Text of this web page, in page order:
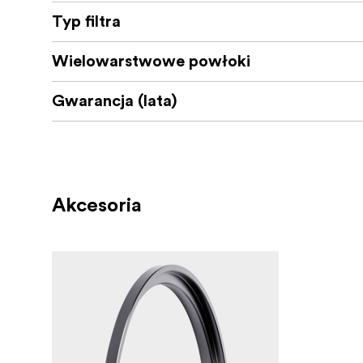
Typ filtra
Wielowarstwowe powłoki
Gwarancja (lata)
Akcesoria